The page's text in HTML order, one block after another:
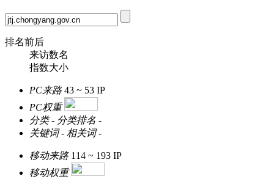
排名前后
来访数名
指数大小
PC来路 43 ~ 53 IP
PC权重
分类 - 分类排名 -
关键词 - 相关词 -
移动来路 114 ~ 193 IP
移动权重